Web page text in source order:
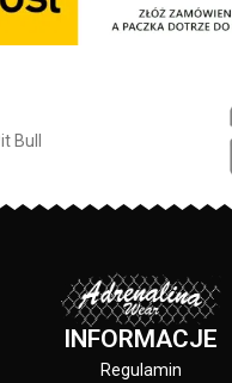
polarem
z logo
10%
INFORMACJE
Regulamin